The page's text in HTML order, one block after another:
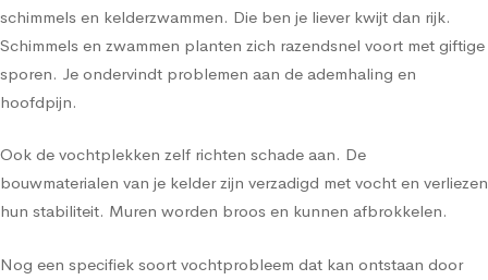
schimmels en kelderzwammen. Die ben je liever kwijt dan rijk.
Schimmels en zwammen planten zich razendsnel voort met giftige
sporen. Je ondervindt problemen aan de ademhaling en
hoofdpijn.
Ook de vochtplekken zelf richten schade aan. De
bouwmaterialen van je kelder zijn verzadigd met vocht en verliezen
hun stabiliteit. Muren worden broos en kunnen afbrokkelen.
Nog een specifiek soort vochtprobleem dat kan ontstaan door